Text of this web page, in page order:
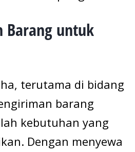
Barang untuk
terutama di bidang
barang
kebutuhan yang
Dengan menyewa